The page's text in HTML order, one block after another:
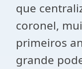
que
coronel,
primeiros
grande